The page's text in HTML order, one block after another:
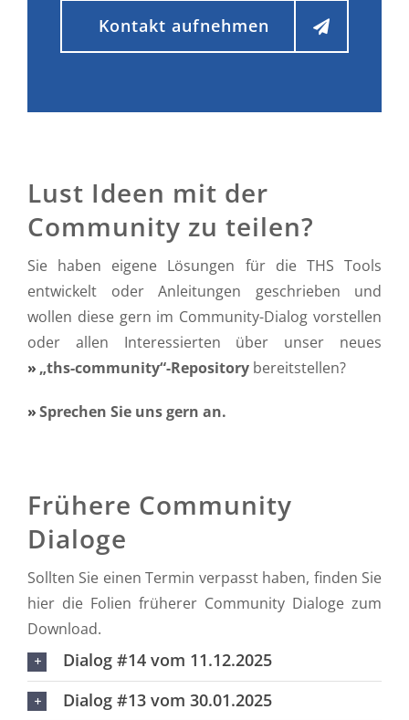
Kontakt aufnehmen
Lust Ideen mit der
Community zu teilen?
Sie haben eigene Lösungen für die THS Tools
entwickelt oder Anleitungen geschrieben und
wollen diese gern im Community-Dialog vorstellen
oder allen Interessierten über unser neues
„ths-community“-Repository bereitstellen?
Sprechen Sie uns gern an.
Frühere Community
Dialoge
Sollten Sie einen Termin verpasst haben, finden Sie
hier die Folien früherer Community Dialoge zum
Download.
Dialog #14 vom 11.12.2025
Dialog #13 vom 30.01.2025